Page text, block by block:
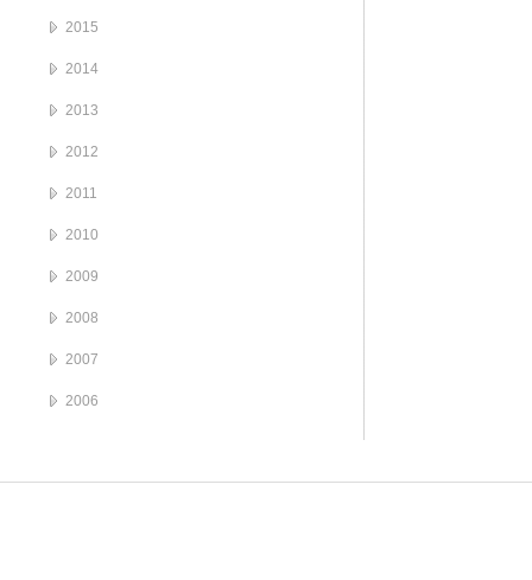
2015
2014
2013
2012
2011
2010
2009
2008
2007
2006